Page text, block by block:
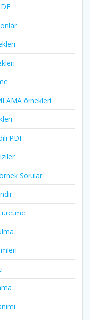
örnekleri
PDF
Sorular
üretme